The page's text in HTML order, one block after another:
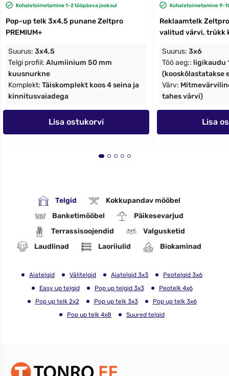
Kohaletoimetamine 1-2 tööpäeva jooksul
Pop-up telk 3x4,5 punane Zeltpro
PREMIUM+
Suurus: 3x4,5
Telgi profiil: Alumiinium 50 mm
kuusnurkne
Komplekt: Täiskomplekt koos 4 seina ja
kinnitusvaiadega
Lisa ostukorvi
Kohaletoimetamine 9-
Reklaamtelk Zeltpro
valitud värvi, trükk
Suurus: 3x6
Töö aeg:: ligikaudu
(kooskõlastatakse
Värv:
tahes värvi)
Lisa
Telgid
Kokkupandav mööbel
Banketimööbel
Päikesevarjud
Terrassisoojendid
Valgusketid
Laudlinad
Laoriiulid Biokaminad
Aiatelgid Välitelgid Aiatelgid 3x3
Peotelgid 3x6
Easy up telgid
Pop up telgid 3x3
Peotelk 4x6
Pop up telk 2x2
Pop up telk 3x3
Pop up telk 3x6
Pop up telk 4x8
Suured telgid